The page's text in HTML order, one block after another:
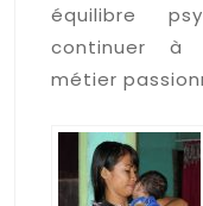
équilibre
continuer à
métier